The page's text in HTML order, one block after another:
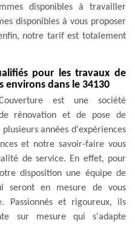
disponibles à travailler
disponibles à vous proposer
notre tarif est totalement
pour les travaux de
environs dans le 34130
est une société
rénovation et de pose de
années d'expériences
et notre savoir-faire vous
de service. En effet, pour
disposition une équipe de
seront en mesure de vous
Passionnés et rigoureux, ils
sur mesure qui s'adapte